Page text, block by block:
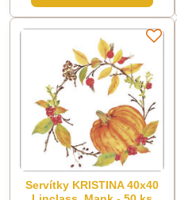
Servítky KRISTINA 40x40